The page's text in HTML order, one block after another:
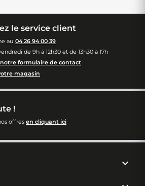
le service client
au 04 26 94 00 39
de 9h à 12h30 et de 13h30 à 17h
notre formulaire de contact
magasin
!
offres en cliquant ici
